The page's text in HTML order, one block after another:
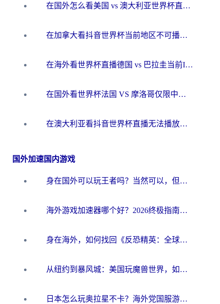
在国外怎么看美国 vs 澳大利亚世界杯直播？海外党必藏的中文解说观赛指南
在加拿大看抖音世界杯当前地区不可播放？海外党体育观赛终极指南
在海外看世界杯直播德国 vs 巴拉圭当前IP受限制？这篇指南帮你轻松解决地区限制
在国外看世界杯法国 VS 摩洛哥仅限中国大陆？别让地域限制拦下你的欢呼
在澳大利亚看抖音世界杯直播无法播放？海外党体育观赛终极指南来了！
国外加速国内游戏
身在国外可以玩王者吗？当然可以，但你需要这份“加速”指南
海外游戏加速器哪个好？2026终极指南帮你畅玩国服+解决卡顿难题
身在海外，如何找回《反恐精英：全球攻势》国服的丝滑手感？一份给你的终极指南
从纽约到暴风城：美国玩魔兽世界，如何找到你的最佳网络航线
日本怎么玩奥拉星不卡？海外党国服游戏加速器选择全攻略